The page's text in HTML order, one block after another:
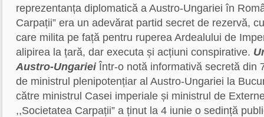
reprezentanța diplomatică a Austro-Ungariei în
Carpații” era un adevărat partid secret de rezervă,
care milita pe față pentru ruperea Ardealului de
alipirea la țară, dar executa și acțiuni conspirative.
Austro-UngarieiÎntr-o notă informativă secretă din
de ministrul plenipotențiar al Austro-Ungariei la
către ministrul Casei imperiale și ministrul de
,,Societatea Carpații” a ținut la 4 iunie o sedință